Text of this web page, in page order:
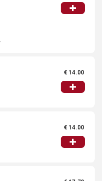
+
€ 14.00
+
€ 14.00
+